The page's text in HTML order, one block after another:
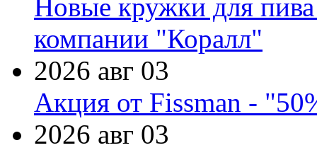
Новые кружки для
компании "Коралл"
2026 авг 03
Акция от Fissman -
2026 авг 03